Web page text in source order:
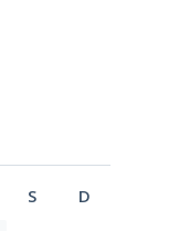
S D